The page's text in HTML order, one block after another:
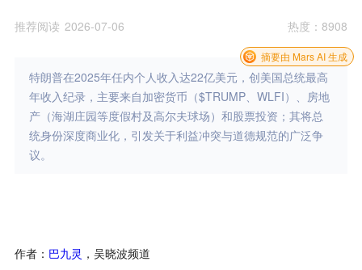
推荐阅读 2026-07-06 热度 ：8908
特朗普在2025年任内个人收入达22亿美元，创美国总统最高
年收入纪录，主要来自加密货币（$TRUMP、WLFI）、房地
产（海湖庄园等度假村及高尔夫球场）和股票投资；其将总
统身份深度商业化，引发关于利益冲突与道德规范的广泛争
议。
摘要由 Mars AI 生成
作者： 巴九灵 ，吴晓波频道